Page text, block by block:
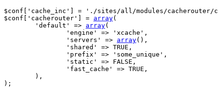
$conf 'cache_inc' =
'./sites/all/modules/cacherouter/
$conf
'cacherouter' = array(
'default'
=> array(
'engine'
=> 'xcache' ,
'servers'
=> array( ) ,
'shared'
=> TRUE ,
'prefix'
=> 'some_unique' ,
'static'
=> FALSE ,
'fast_cache'
=> TRUE ,
) ,
) ;